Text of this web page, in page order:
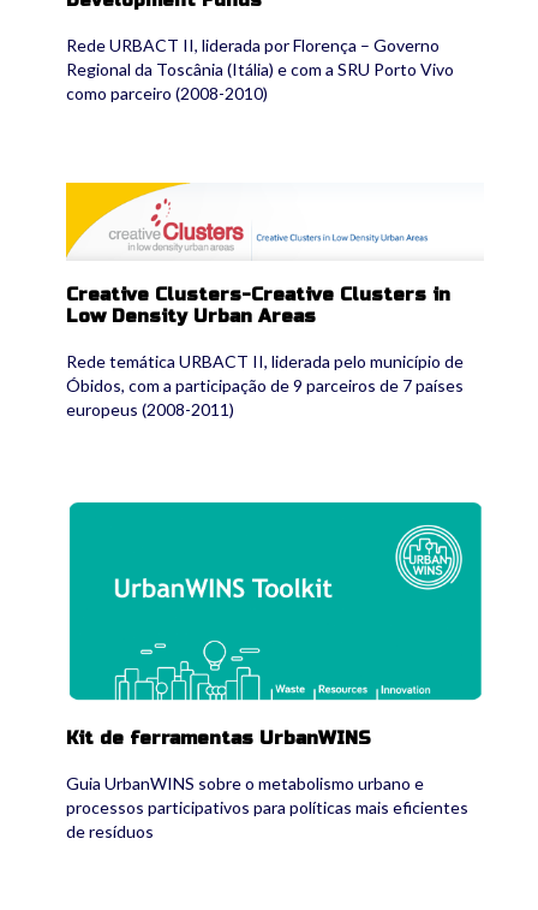
Rede URBACT II, liderada por Florença – Governo
Regional da Toscânia (Itália) e com a SRU Porto Vivo
como parceiro (2008-2010)
cc_2.png
Creative Clusters-Creative Clusters in
Low Density Urban Areas
Rede temática URBACT II, liderada pelo município de
Óbidos, com a participação de 9 parceiros de 7 países
europeus (2008-2011)
uw_toolkit.jpg
Kit de ferramentas UrbanWINS
Guia UrbanWINS sobre o metabolismo urbano e
processos participativos para políticas mais eficientes
de resíduos